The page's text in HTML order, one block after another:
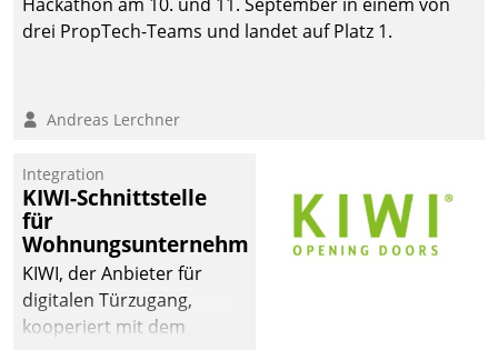
automatisiert, vollständig
und auf Wunsch über
Kommunikationswege bei
drei PropTech-Teams und landet auf Platz 1.
Andreas Lerchner
Integration
KIWI-Schnittstelle
für
Wohnungsunternehmen
KIWI, der Anbieter für
digitalen Türzugang,
kooperiert mit dem